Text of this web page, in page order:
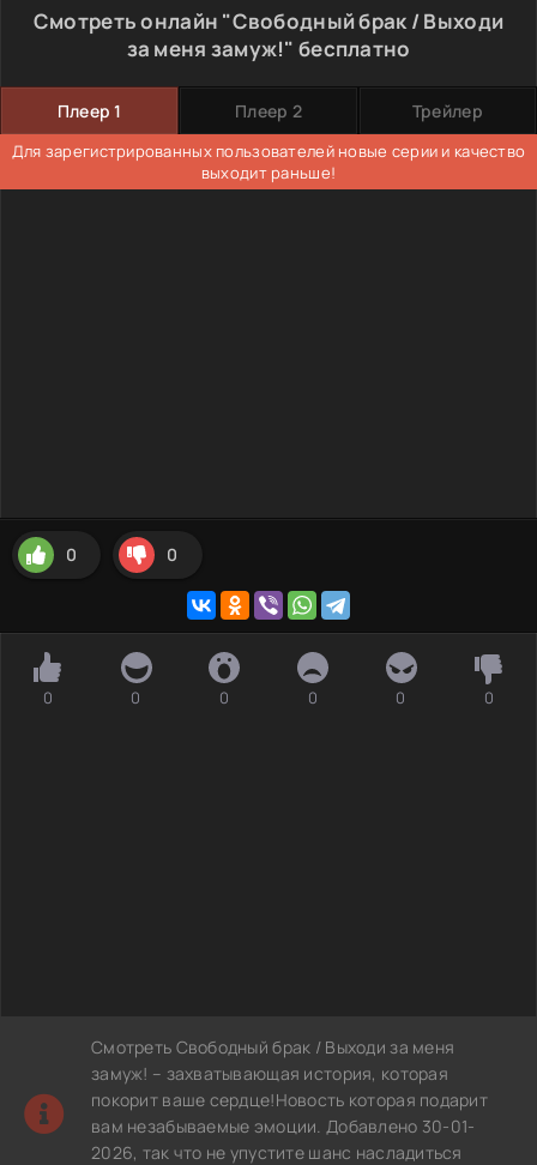
Смотреть онлайн "Свободный брак / Выходи
за меня замуж!" бесплатно
Плеер 1 Плеер 2 Трейлер
Для зарегистрированных пользователей новые серии и качество
выходит раньше!
0 0
0 0 0 0 0 0
Смотреть Свободный брак / Выходи за меня
замуж! – захватывающая история, которая
покорит ваше сердце!Новость которая подарит
вам незабываемые эмоции. Добавлено 30-01-
2026, так что не упустите шанс насладиться